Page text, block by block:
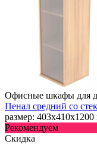
Офисные шкафы для
Пенал средний со
размер:
Рекомендуем
Скидка